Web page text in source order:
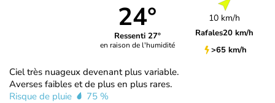
24°
Ressenti 27°
en raison de l'humidité
10 km/h
Rafales20 km/h
>65 km/h
Ciel très nuageux devenant plus variable.
Averses faibles et de plus en plus rares.
Risque de pluie
75 %